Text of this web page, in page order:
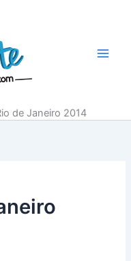
de Janeiro 2014